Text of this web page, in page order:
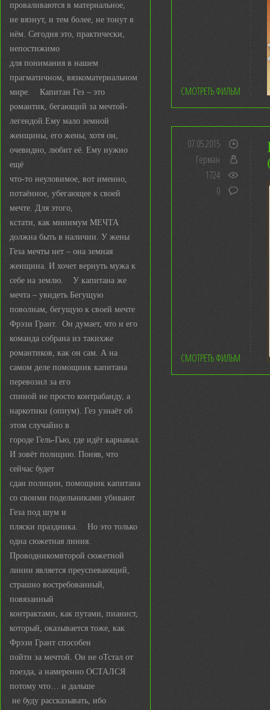
проваливаются в материальное,
не вязнут, и тем более, не тонут в
нём. Сегодня это, практически,
непостижимо
для понимания в нашем
прагматичном, вязкоматериальном
мире. Капитан Гез – это
романтик, бегающий за мечтой-
легендой.Ему мало земной
женщины, его жены, хотя он,
очевидно, любит её. Ему нужно
ещё
что-то неуловимое, вот именно,
потаённое, убегающее к своей
мечте. Для этого,
кстати, как минимум МЕЧТА
должна быть в наличии. У жены
Геза мечты нет – она земная
женщина. И хочет вернуть мужа к
себе на землю. У капитана же
мечта – увидеть Бегущую
поволнам, бегущую к своей мечте
Фрэзи Грант. Он думает, что и его
команда собрана из такихже
романтиков, как он сам. А на
самом деле помощник капитана
перевозил за его
спиной не просто контрабанду, а
наркотики (опиум). Гез узнаёт об
этом случайно в
городе Гель-Гью, где идёт карнавал.
И зовёт полицию. Поняв, что
сейчас будет
сдан полиции, помощник капитана
со своими подельниками убивают
Геза под шум и
пляски праздника. Но это только
одна сюжетная линия.
Проводникомвторой сюжетной
линии является преуспевающий,
страшно востребованный,
повязанный
контрактами, как путами, пианист,
который, оказывается тоже, как
Фрэзи Грант способен
пойти за мечтой. Он не оТстал от
поезда, а намеренно ОСТАЛСЯ
потому что… и дальше
не буду рассказывать, ибо
СМОТРЕТЬ ФИЛЬМ
07.05.2015
Герман
1724
0
СМОТРЕТЬ ФИЛЬМ